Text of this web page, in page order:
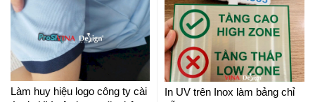
Làm huy hiệu logo công ty cài
In UV trên Inox làm bảng chỉ